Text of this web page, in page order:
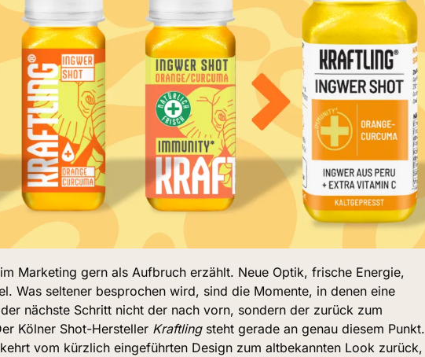
Marketing gern als Aufbruch erzählt. Neue Optik, frische Energie,
Was seltener besprochen wird, sind die Momente, in denen eine
nächste Schritt nicht der nach vorn, sondern der zurück zum
Kölner Shot-Hersteller Kraftling steht gerade an genau diesem Punkt.
vom kürzlich eingeführten Design zum altbekannten Look zurück,